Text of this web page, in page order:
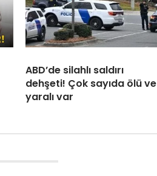
ABD’de silahlı saldırı
dehşeti! Çok sayıda ölü ve
yaralı var